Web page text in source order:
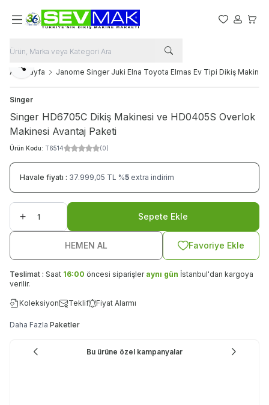
Favorilerim
Hesabım
Ana Sayfa Janome Singer Juki Elna Toyota Elmas Ev Tipi Dikiş
Paylaş
Singer
Singer HD6705C Dikiş Makinesi ve HD0405S Overlok
Makinesi Avantaj Paketi
Ürün Kodu: T6514 (0)
Havale fiyatı : 37.999,05 TL %5 extra indirim
Sepete Ekle
HEMEN AL Favoriye Ekle
Teslimat : Saat 16:00 öncesi siparişler aynı gün İstanbul'dan kargoya
verilir.
Koleksiyon Teklif Fiyat Alarmı
Daha Fazla Paketler
Bu ürüne özel kampanyalar